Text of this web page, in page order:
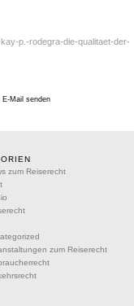
p.-rodegra-die-qualitaet-der-
E-Mail senden
zum Reiserecht
zum Reiserecht